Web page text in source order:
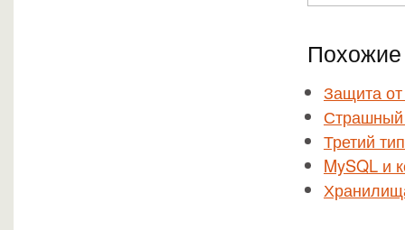
Похожие
Защита
Страшный
Третий
MySQL и